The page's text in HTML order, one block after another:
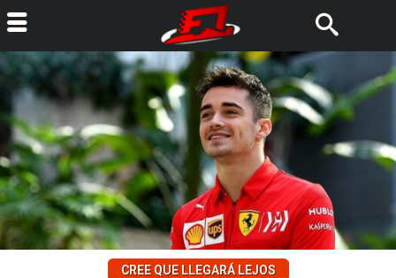
CREE QUE LLEGARÁ LEJOS